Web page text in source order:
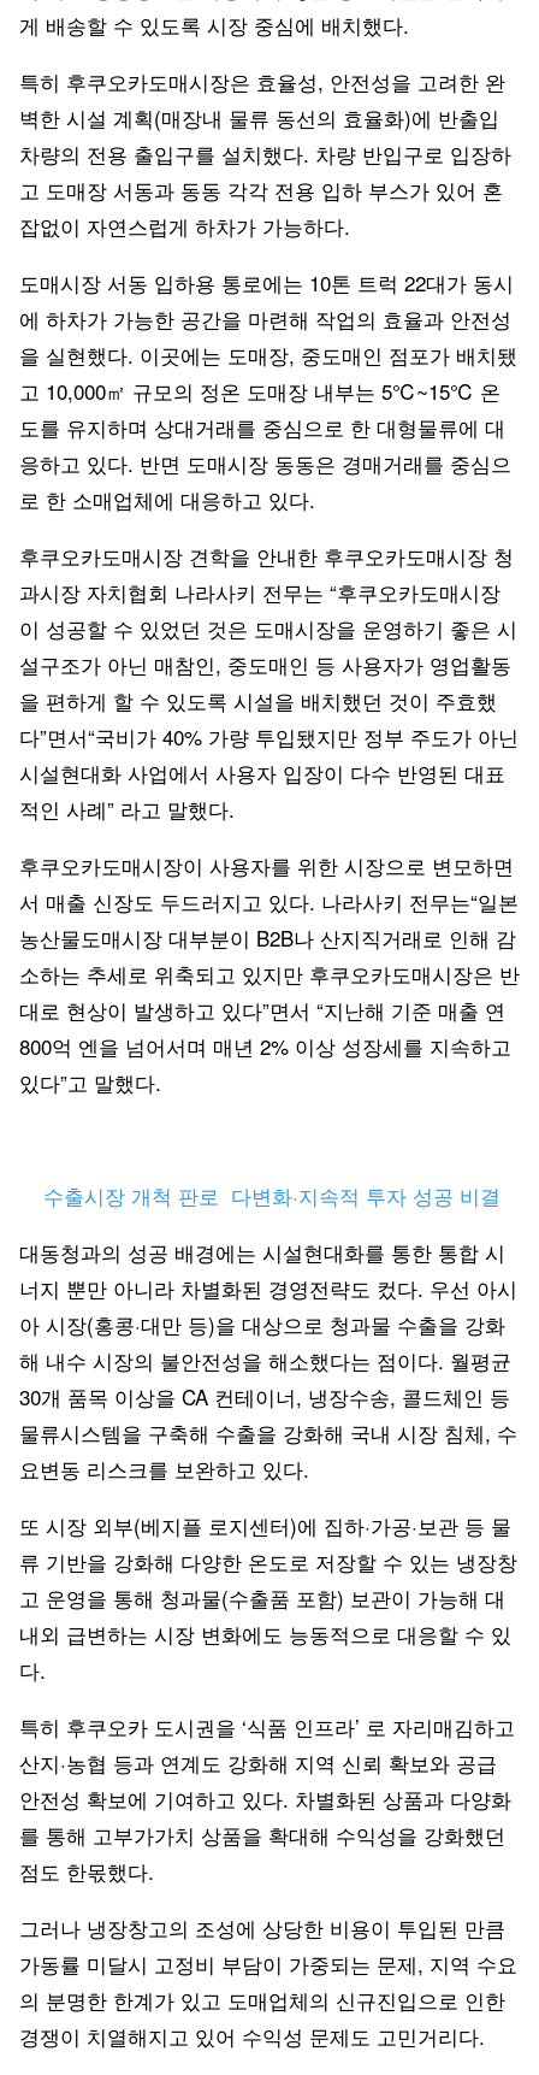
게 배송할 수 있도록 시장 중심에 배치했다.
특히 후쿠오카도매시장은 효율성, 안전성을 고려한 완
벽한 시설 계획(매장내 물류 동선의 효율화)에 반출입
차량의 전용 출입구를 설치했다. 차량 반입구로 입장하
고 도매장 서동과 동동 각각 전용 입하 부스가 있어 혼
잡없이 자연스럽게 하차가 가능하다.
도매시장 서동 입하용 통로에는 10톤 트럭 22대가 동시
에 하차가 가능한 공간을 마련해 작업의 효율과 안전성
을 실현했다. 이곳에는 도매장, 중도매인 점포가 배치됐
고 10,000㎡ 규모의 정온 도매장 내부는 5℃~15℃ 온
도를 유지하며 상대거래를 중심으로 한 대형물류에 대
응하고 있다. 반면 도매시장 동동은 경매거래를 중심으
로 한 소매업체에 대응하고 있다.
후쿠오카도매시장 견학을 안내한 후쿠오카도매시장 청
과시장 자치협회 나라사키 전무는 “후쿠오카도매시장
이 성공할 수 있었던 것은 도매시장을 운영하기 좋은 시
설구조가 아닌 매참인, 중도매인 등 사용자가 영업활동
을 편하게 할 수 있도록 시설을 배치했던 것이 주효했
다”면서“국비가 40% 가량 투입됐지만 정부 주도가 아닌
시설현대화 사업에서 사용자 입장이 다수 반영된 대표
적인 사례” 라고 말했다.
후쿠오카도매시장이 사용자를 위한 시장으로 변모하면
서 매출 신장도 두드러지고 있다. 나라사키 전무는“일본
농산물도매시장 대부분이 B2B나 산지직거래로 인해 감
소하는 추세로 위축되고 있지만 후쿠오카도매시장은 반
대로 현상이 발생하고 있다”면서 “지난해 기준 매출 연
800억 엔을 넘어서며 매년 2% 이상 성장세를 지속하고
있다”고 말했다.
수출시장 개척 판로 다변화·지속적 투자 성공 비결
대동청과의 성공 배경에는 시설현대화를 통한 통합 시
너지 뿐만 아니라 차별화된 경영전략도 컸다. 우선 아시
아 시장(홍콩·대만 등)을 대상으로 청과물 수출을 강화
해 내수 시장의 불안전성을 해소했다는 점이다. 월평균
30개 품목 이상을 CA 컨테이너, 냉장수송, 콜드체인 등
물류시스템을 구축해 수출을 강화해 국내 시장 침체, 수
요변동 리스크를 보완하고 있다.
또 시장 외부(베지플 로지센터)에 집하·가공·보관 등 물
류 기반을 강화해 다양한 온도로 저장할 수 있는 냉장창
고 운영을 통해 청과물(수출품 포함) 보관이 가능해 대
내외 급변하는 시장 변화에도 능동적으로 대응할 수 있
다.
특히 후쿠오카 도시권을 ‘식품 인프라’ 로 자리매김하고
산지·농협 등과 연계도 강화해 지역 신뢰 확보와 공급
안전성 확보에 기여하고 있다. 차별화된 상품과 다양화
를 통해 고부가가치 상품을 확대해 수익성을 강화했던
점도 한몫했다.
그러나 냉장창고의 조성에 상당한 비용이 투입된 만큼
가동률 미달시 고정비 부담이 가중되는 문제, 지역 수요
의 분명한 한계가 있고 도매업체의 신규진입으로 인한
경쟁이 치열해지고 있어 수익성 문제도 고민거리다.